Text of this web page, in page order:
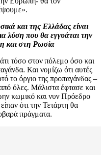
και της Ελλάδας είναι
λύση που θα εγγυάται την
και στη Ρωσία
τόσο στον πόλεμο όσο και
Και νομίζω ότι αυτές
το όργιο της προπαγάνδας –
όλες. Μάλιστα έφτασε και
κωμικό και νυν Πρόεδρο
ότι την Τετάρτη θα
πράγματα.